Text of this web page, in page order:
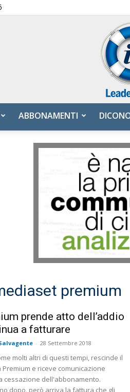
ABBONAMENTI
premium
prende atto dell’addio
a fatturare
- 28 Settembre 2018
molti altri di questi tempi, rescinde il
Premium e riceve comunicazione
cessazione dell'abbonamento.
dopo, però arriva la fattura che gli